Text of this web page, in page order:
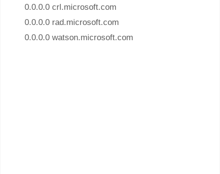
0.0.0.0 crl.microsoft.com
0.0.0.0 rad.microsoft.com
0.0.0.0 watson.microsoft.com